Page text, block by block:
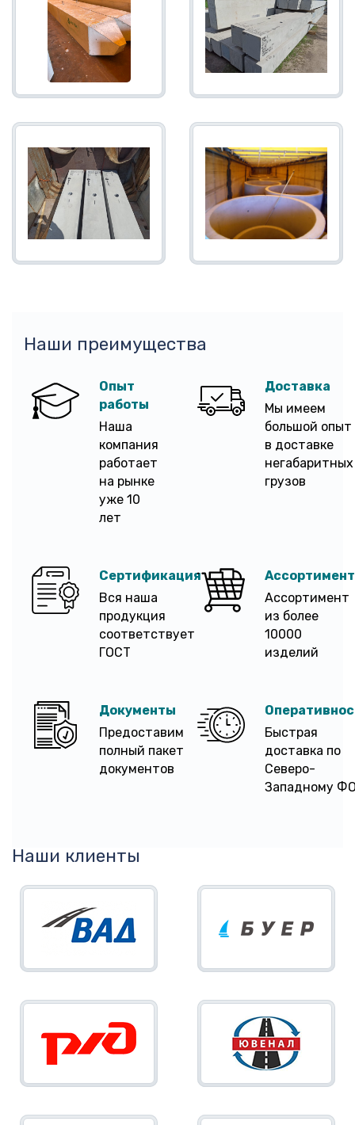
Наши преимущества
Опыт
работы
Наша
компания
работает
на рынке
уже 10
лет
Доставка
Мы имеем
большой опыт
в доставке
негабаритных
грузов
Сертификация
Вся наша
продукция
соответствует
ГОСТ
Ассортимент
Ассортимент
из более
10000
изделий
Документы
Предоставим
полный пакет
документов
Быстрая
доставка по
Северо-
Западному
Наши клиенты